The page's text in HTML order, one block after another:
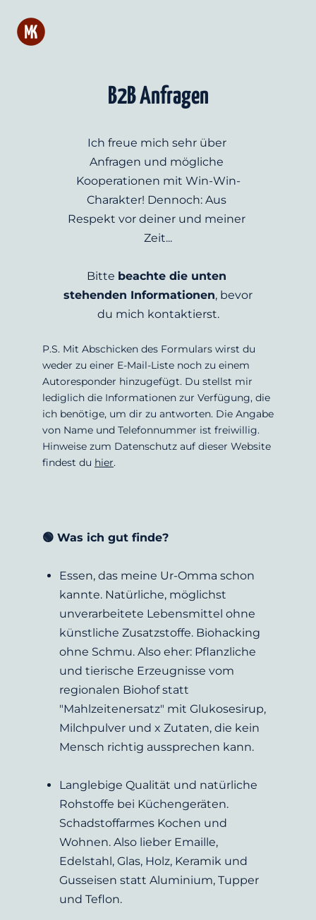
B2B Anfragen
Ich freue mich sehr über
Anfragen und mögliche
Kooperationen mit Win-Win-
Charakter! Dennoch: Aus
Respekt vor deiner und meiner
Zeit...
Bitte beachte die unten
stehenden Informationen, bevor
du mich kontaktierst.
P.S. Mit Abschicken des Formulars wirst du
weder zu einer E-Mail-Liste noch zu einem
Autoresponder hinzugefügt. Du stellst mir
lediglich die Informationen zur Verfügung, die
ich benötige, um dir zu antworten. Die Angabe
von Name und Telefonnummer ist freiwillig.
Hinweise zum Datenschutz auf dieser Website
findest du hier.
🟢 Was ich gut finde?
Essen, das meine Ur-Omma schon
kannte. Natürliche, möglichst
unverarbeitete Lebensmittel ohne
künstliche Zusatzstoffe. Biohacking
ohne Schmu. Also eher: Pflanzliche
und tierische Erzeugnisse vom
regionalen Biohof statt
"Mahlzeitenersatz" mit Glukosesirup,
Milchpulver und x Zutaten, die kein
Mensch richtig aussprechen kann.
Langlebige Qualität und natürliche
Rohstoffe bei Küchengeräten.
Schadstoffarmes Kochen und
Wohnen. Also lieber Emaille,
Edelstahl, Glas, Holz, Keramik und
Gusseisen statt Aluminium, Tupper
und Teflon.